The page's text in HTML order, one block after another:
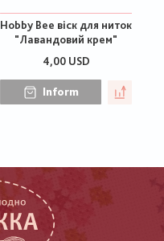
Hobby Bee віск для ниток
"Лавандовий крем"
4,00 USD
Inform